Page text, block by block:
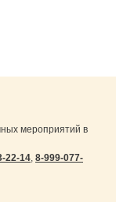
мероприятий в
22-14, 8-999-077-